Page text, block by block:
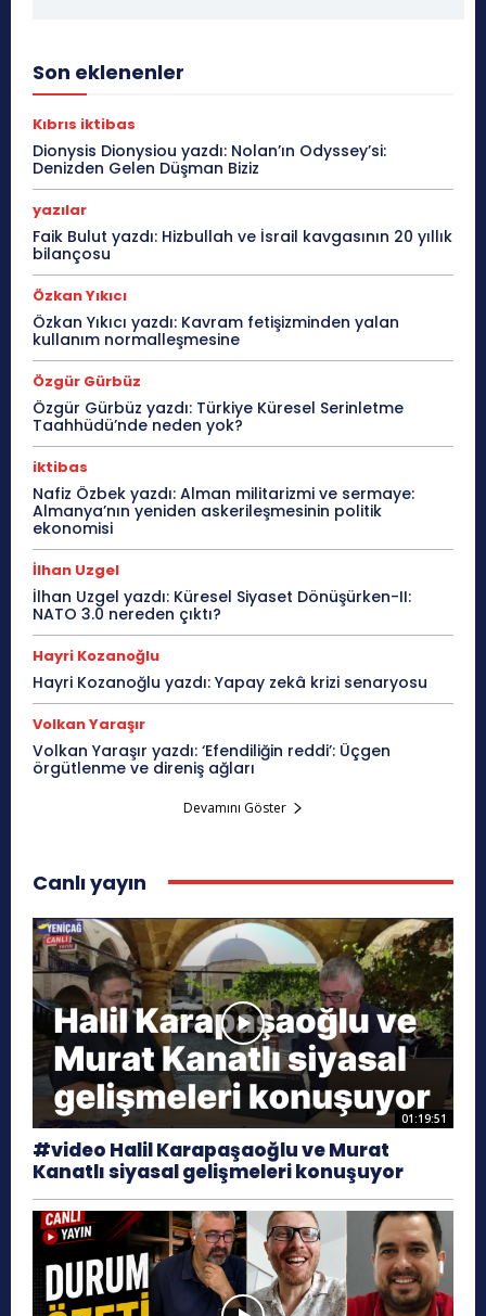
Son eklenenler
Kıbrıs iktibas
Dionysis Dionysiou yazdı: Nolan’ın Odyssey’si:
Denizden Gelen Düşman Biziz
yazılar
Faik Bulut yazdı: Hizbullah ve İsrail kavgasının 20 yıllık
bilançosu
Özkan Yıkıcı
Özkan Yıkıcı yazdı: Kavram fetişizminden yalan
kullanım normalleşmesine
Özgür Gürbüz
Özgür Gürbüz yazdı: Türkiye Küresel Serinletme
Taahhüdü’nde neden yok?
iktibas
Nafiz Özbek yazdı: Alman militarizmi ve sermaye:
Almanya’nın yeniden askerileşmesinin politik
ekonomisi
İlhan Uzgel
İlhan Uzgel yazdı: Küresel Siyaset Dönüşürken-II:
NATO 3.0 nereden çıktı?
Hayri Kozanoğlu
Hayri Kozanoğlu yazdı: Yapay zekâ krizi senaryosu
Volkan Yaraşır
Volkan Yaraşır yazdı: ‘Efendiliğin reddi’: Üçgen
örgütlenme ve direniş ağları
Devamını Göster
Canlı yayın
01:19:51
#video Halil Karapaşaoğlu ve Murat
Kanatlı siyasal gelişmeleri konuşuyor